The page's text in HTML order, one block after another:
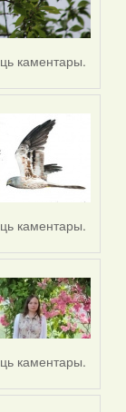
каментары.
каментары.
каментары.